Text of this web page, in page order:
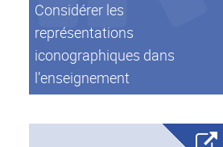
Considérer les
représentations
iconographiques dans
l’enseignement